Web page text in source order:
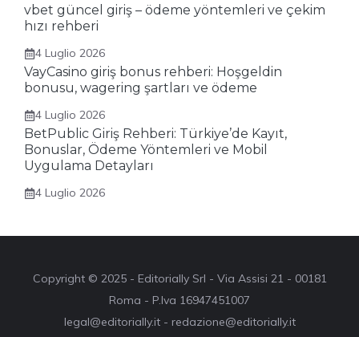
vbet güncel giriş – ödeme yöntemleri ve çekim
hızı rehberi
4 Luglio 2026
VayCasino giriş bonus rehberi: Hoşgeldin
bonusu, wagering şartları ve ödeme
4 Luglio 2026
BetPublic Giriş Rehberi: Türkiye’de Kayıt,
Bonuslar, Ödeme Yöntemleri ve Mobil
Uygulama Detayları
4 Luglio 2026
Copyright © 2025 - Editorially Srl - Via Assisi 21 - 00181
Roma - P.Iva 16947451007
legal@editorially.it - redazione@editorially.it